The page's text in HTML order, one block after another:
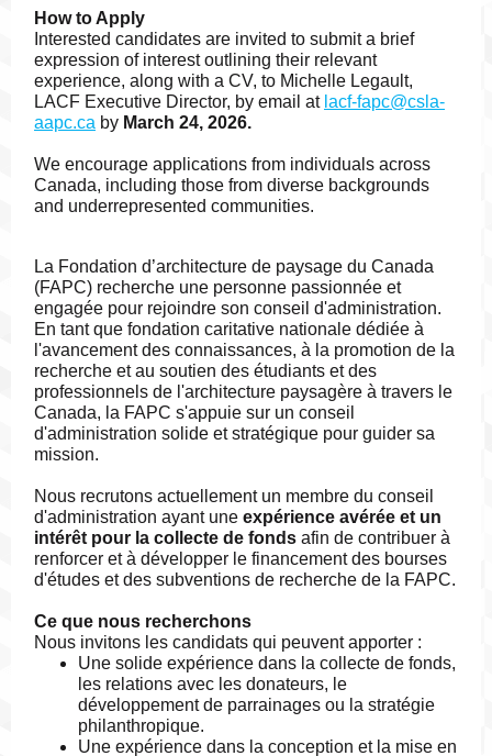
How to Apply
Interested candidates are invited to submit a brief
expression of interest outlining their relevant
experience, along with a CV, to Michelle Legault,
LACF Executive Director, by email at lacf-fapc@csla-
aapc.ca by March 24, 2026.
We encourage applications from individuals across
Canada, including those from diverse backgrounds
and underrepresented communities.
La Fondation d’architecture de paysage du Canada
(FAPC) recherche une personne passionnée et
engagée pour rejoindre son conseil d'administration.
En tant que fondation caritative nationale dédiée à
l'avancement des connaissances, à la promotion de la
recherche et au soutien des étudiants et des
professionnels de l'architecture paysagère à travers le
Canada, la FAPC s'appuie sur un conseil
d'administration solide et stratégique pour guider sa
mission.
Nous recrutons actuellement un membre du conseil
d'administration ayant une expérience avérée et un
intérêt pour la collecte de fonds afin de contribuer à
renforcer et à développer le financement des bourses
d'études et des subventions de recherche de la FAPC.
Ce que nous recherchons
Nous invitons les candidats qui peuvent apporter :
Une solide expérience dans la collecte de fonds,
les relations avec les donateurs, le
développement de parrainages ou la stratégie
philanthropique.
Une expérience dans la conception et la mise en